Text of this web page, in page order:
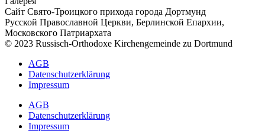
Сайт Свято-Троицкого прихода города Дортмунд
Русской Православной Церкви, Берлинской Епархии,
Московского Патриархата
© 2023 Russisch-Orthodoxe Kirchengemeinde zu Dortmund
АGB
Datenschutzerklärung
Impressum
АGB
Datenschutzerklärung
Impressum